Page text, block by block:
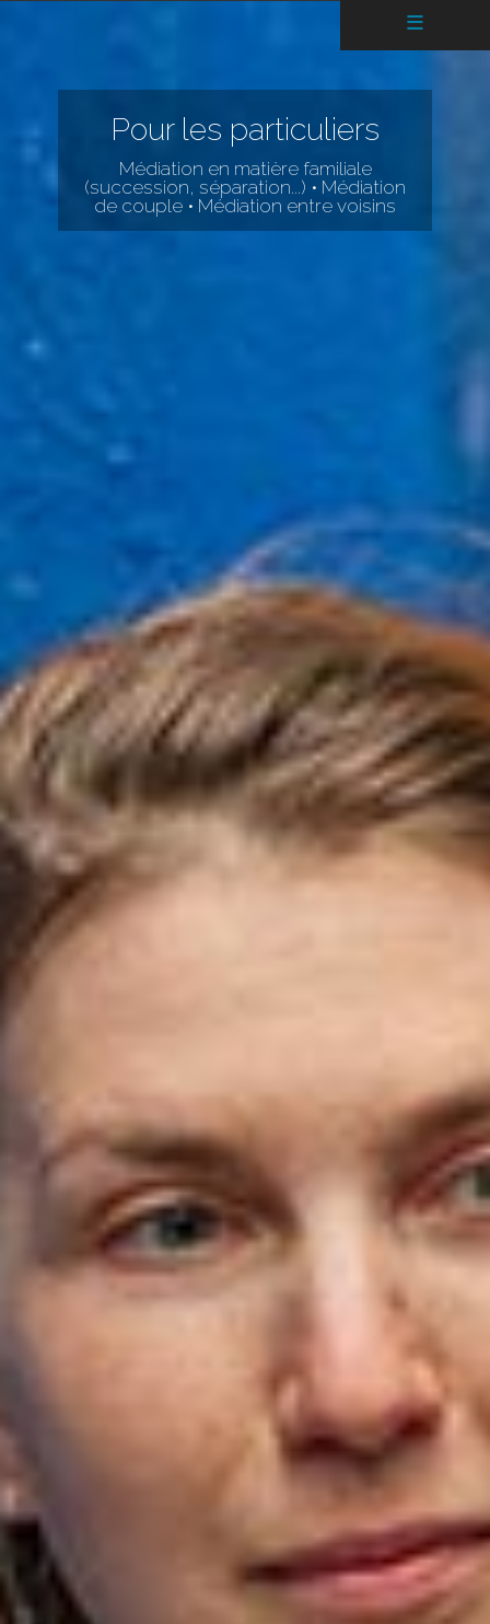
≡
Pour les particuliers
Médiation en matière familiale
(succession, séparation...) • Médiation
de couple • Médiation entre voisins